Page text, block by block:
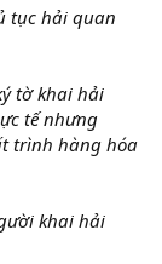
tục hải quan
tờ khai hải
tế nhưng
trình hàng hóa
khai hải